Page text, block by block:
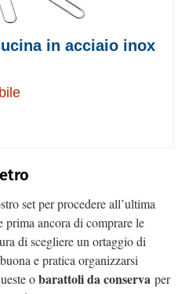
in acciaio inox
set per procedere all’ultima
prima ancora di comprare le
di scegliere un ortaggio di
e pratica organizzarsi
obarattoli da conserva per